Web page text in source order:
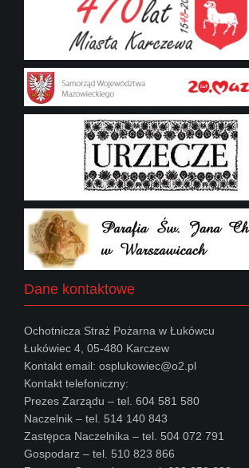
Dane kontaktowe
Ochotnicza Straż Pożarna w Łukówcu
Łukówiec 4, 05-480 Karczew
Kontakt email: osplukowiec@o2.pl
Kontakt telefoniczny:
Prezes Zarządu – tel. 604 581 580
Naczelnik – tel. 514 140 843
Zastępca Naczelnika – tel. 504 072 791
Gospodarz – tel. 510 823 866